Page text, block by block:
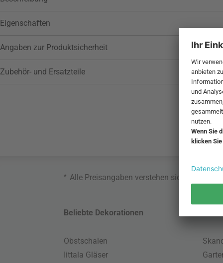
Eigenschaften
Angaben zur Produktsicherheit
Zubehör- und Ersatzteile
* Alle Preisangaben verstehen sich inklusive
Beliebte Dekorationen
Obstschalen
Iittala Gläser